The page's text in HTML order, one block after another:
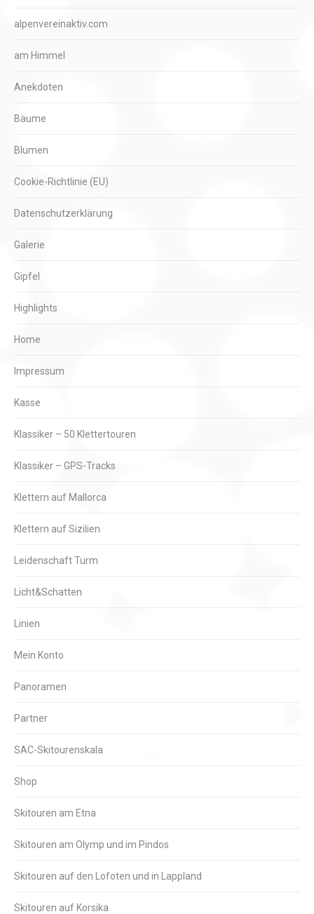
alpenvereinaktiv.com
am Himmel
Anekdoten
Bäume
Blumen
Cookie-Richtlinie (EU)
Datenschutzerklärung
Galerie
Gipfel
Highlights
Home
Impressum
Kasse
Klassiker – 50 Klettertouren
Klassiker – GPS-Tracks
Klettern auf Mallorca
Klettern auf Sizilien
Leidenschaft Turm
Licht&Schatten
Linien
Mein Konto
Panoramen
Partner
SAC-Skitourenskala
Shop
Skitouren am Etna
Skitouren am Olymp und im Pindos
Skitouren auf den Lofoten und in Lappland
Skitouren auf Korsika